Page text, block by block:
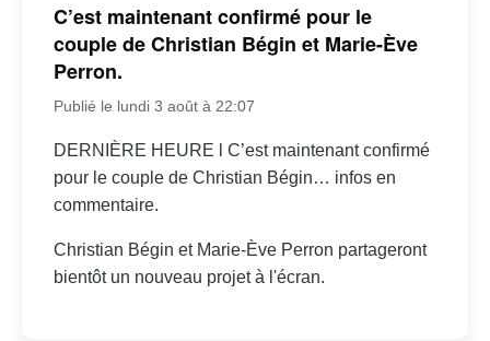
C’est maintenant confirmé pour le
couple de Christian Bégin et Marie-Ève
Perron.
Publié le lundi 3 août à 22:07
DERNIÈRE HEURE l C’est maintenant confirmé
pour le couple de Christian Bégin… infos en
commentaire.
Christian Bégin et Marie-Ève Perron partageront
bientôt un nouveau projet à l'écran.